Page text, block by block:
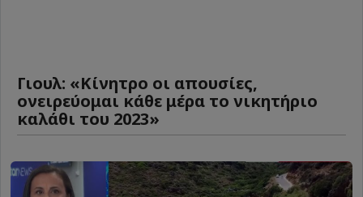
Γιουλ: «Κίνητρο οι απουσίες,
ονειρεύομαι κάθε μέρα το νικητήριο
καλάθι του 2023»